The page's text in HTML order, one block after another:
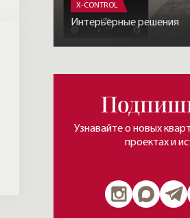
X-CONTROL
Интерьерные решения
Узнавайте о новых
проектах и